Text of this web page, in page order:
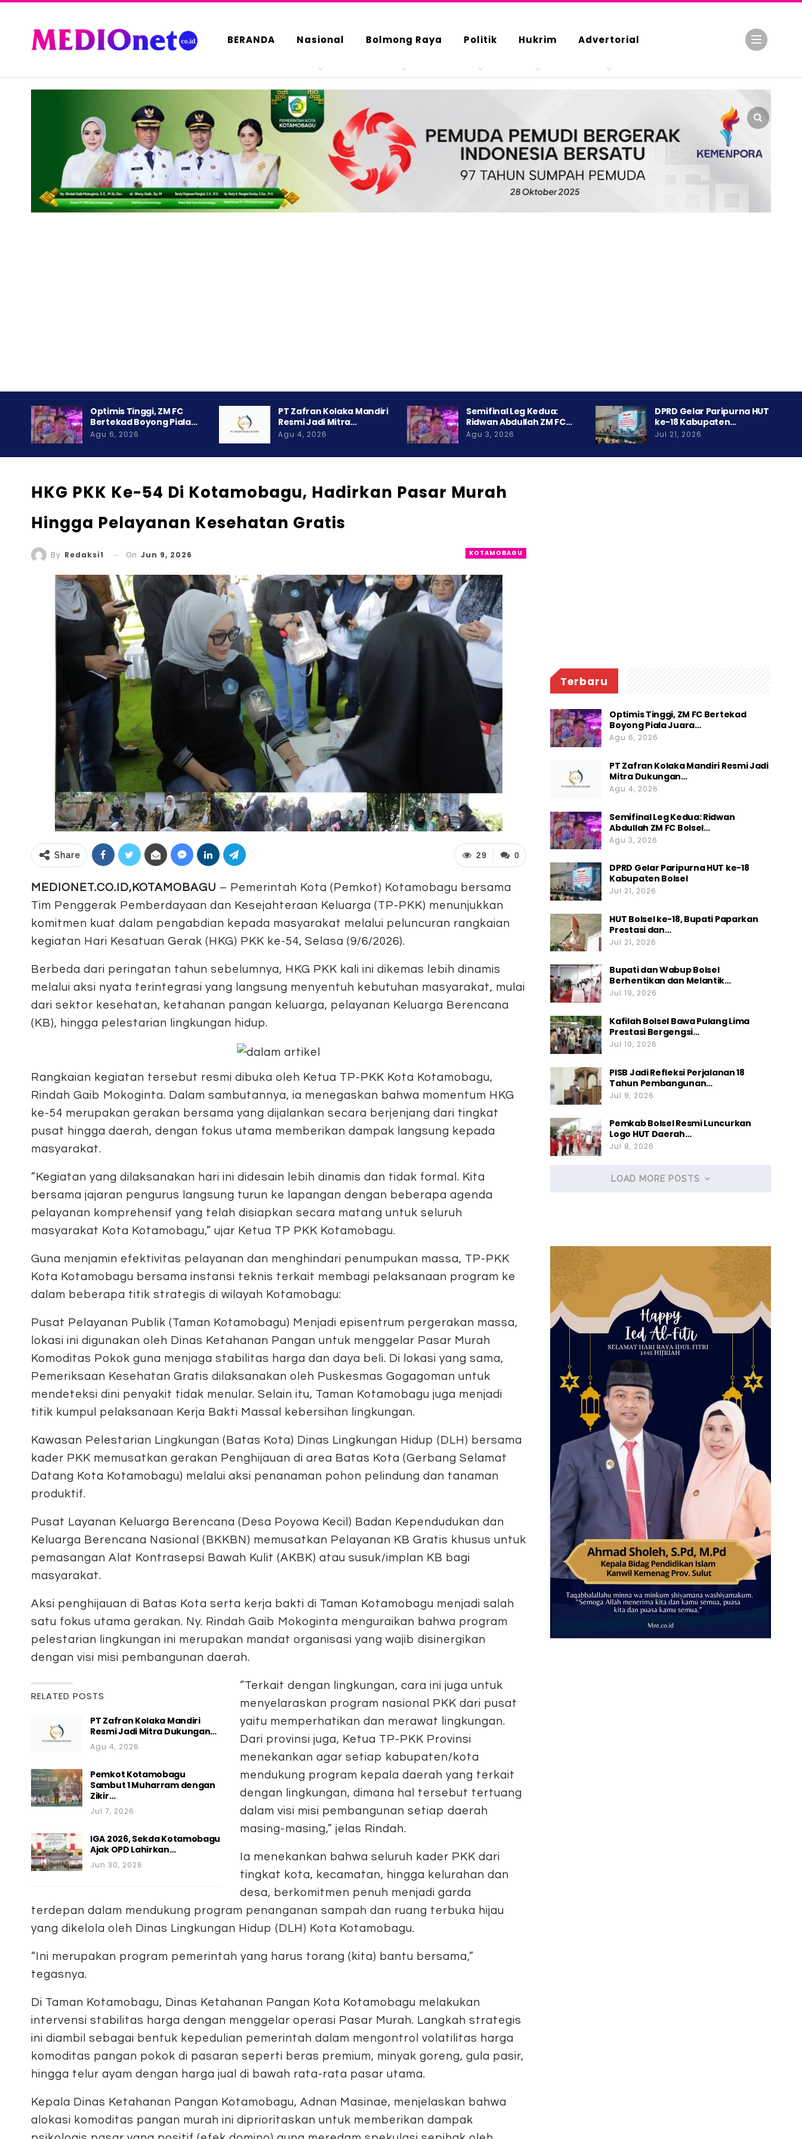
BERANDA Nasional Bolmong Raya Politik Hukrim Advertorial
Optimis Tinggi, ZM FC
Bertekad Boyong Piala…
Agu 6, 2026
PT Zafran Kolaka Mandiri
Resmi Jadi Mitra…
Agu 4, 2026
Semifinal Leg Kedua:
Ridwan Abdullah ZM FC…
Agu 3, 2026
DPRD Gelar Paripurna HUT
ke-18 Kabupaten…
Jul 21, 2026
HKG PKK Ke-54 Di Kotamobagu, Hadirkan Pasar Murah
Hingga Pelayanan Kesehatan Gratis
KOTAMOBAGU
By Redaksi1 On Jun 9, 2026
0
29
Share
MEDIONET.CO.ID,KOTAMOBAGU – Pemerintah Kota (Pemkot) Kotamobagu bersama
Tim Penggerak Pemberdayaan dan Kesejahteraan Keluarga (TP-PKK) menunjukkan
komitmen kuat dalam pengabdian kepada masyarakat melalui peluncuran rangkaian
kegiatan Hari Kesatuan Gerak (HKG) PKK ke-54, Selasa (9/6/2026).
Berbeda dari peringatan tahun sebelumnya, HKG PKK kali ini dikemas lebih dinamis
melalui aksi nyata terintegrasi yang langsung menyentuh kebutuhan masyarakat, mulai
dari sektor kesehatan, ketahanan pangan keluarga, pelayanan Keluarga Berencana
(KB), hingga pelestarian lingkungan hidup.
Rangkaian kegiatan tersebut resmi dibuka oleh Ketua TP-PKK Kota Kotamobagu,
Rindah Gaib Mokoginta. Dalam sambutannya, ia menegaskan bahwa momentum HKG
ke-54 merupakan gerakan bersama yang dijalankan secara berjenjang dari tingkat
pusat hingga daerah, dengan fokus utama memberikan dampak langsung kepada
masyarakat.
​”Kegiatan yang dilaksanakan hari ini didesain lebih dinamis dan tidak formal. Kita
bersama jajaran pengurus langsung turun ke lapangan dengan beberapa agenda
pelayanan komprehensif yang telah disiapkan secara matang untuk seluruh
masyarakat Kota Kotamobagu,” ujar Ketua TP PKK Kotamobagu.
​Guna menjamin efektivitas pelayanan dan menghindari penumpukan massa, TP-PKK
Kota Kotamobagu bersama instansi teknis terkait membagi pelaksanaan program ke
dalam beberapa titik strategis di wilayah Kotamobagu:
​Pusat Pelayanan Publik (Taman Kotamobagu) Menjadi episentrum pergerakan massa,
lokasi ini digunakan oleh Dinas Ketahanan Pangan untuk menggelar Pasar Murah
Komoditas Pokok guna menjaga stabilitas harga dan daya beli. Di lokasi yang sama,
Pemeriksaan Kesehatan Gratis dilaksanakan oleh Puskesmas Gogagoman untuk
mendeteksi dini penyakit tidak menular. Selain itu, Taman Kotamobagu juga menjadi
titik kumpul pelaksanaan Kerja Bakti Massal kebersihan lingkungan.
​Kawasan Pelestarian Lingkungan (Batas Kota) Dinas Lingkungan Hidup (DLH) bersama
kader PKK memusatkan gerakan Penghijauan di area Batas Kota (Gerbang Selamat
Datang Kota Kotamobagu) melalui aksi penanaman pohon pelindung dan tanaman
produktif.
​Pusat Layanan Keluarga Berencana (Desa Poyowa Kecil) Badan Kependudukan dan
Keluarga Berencana Nasional (BKKBN) memusatkan Pelayanan KB Gratis khusus untuk
pemasangan Alat Kontrasepsi Bawah Kulit (AKBK) atau susuk/implan KB bagi
masyarakat.
​Aksi penghijauan di Batas Kota serta kerja bakti di Taman Kotamobagu menjadi salah
satu fokus utama gerakan. Ny. Rindah Gaib Mokoginta menguraikan bahwa program
pelestarian lingkungan ini merupakan mandat organisasi yang wajib disinergikan
dengan visi misi pembangunan daerah.
RELATED POSTS
PT Zafran Kolaka Mandiri
Resmi Jadi Mitra Dukungan…
Agu 4, 2026
Pemkot Kotamobagu
Sambut 1 Muharram dengan
Zikir…
Jul 7, 2026
IGA 2026, Sekda Kotamobagu
Ajak OPD Lahirkan…
Jun 30, 2026
​”Terkait dengan lingkungan, cara ini juga untuk
menyelaraskan program nasional PKK dari pusat
yaitu memperhatikan dan merawat lingkungan.
Dari provinsi juga, Ketua TP-PKK Provinsi
menekankan agar setiap kabupaten/kota
mendukung program kepala daerah yang terkait
dengan lingkungan, dimana hal tersebut tertuang
dalam visi misi pembangunan setiap daerah
masing-masing,” jelas Rindah.
​Ia menekankan bahwa seluruh kader PKK dari
tingkat kota, kecamatan, hingga kelurahan dan
desa, berkomitmen penuh menjadi garda
terdepan dalam mendukung program penanganan sampah dan ruang terbuka hijau
yang dikelola oleh Dinas Lingkungan Hidup (DLH) Kota Kotamobagu.
“Ini merupakan program pemerintah yang harus torang (kita) bantu bersama,”
tegasnya.
​Di Taman Kotamobagu, Dinas Ketahanan Pangan Kota Kotamobagu melakukan
intervensi stabilitas harga dengan menggelar operasi Pasar Murah. Langkah strategis
ini diambil sebagai bentuk kepedulian pemerintah dalam mengontrol volatilitas harga
komoditas pangan pokok di pasaran seperti beras premium, minyak goreng, gula pasir,
hingga telur ayam dengan harga jual di bawah rata-rata pasar utama.
​Kepala Dinas Ketahanan Pangan Kotamobagu, Adnan Masinae, menjelaskan bahwa
alokasi komoditas pangan murah ini diprioritaskan untuk memberikan dampak
Terbaru
Optimis Tinggi, ZM FC Bertekad
Boyong Piala Juara…
Agu 6, 2026
PT Zafran Kolaka Mandiri Resmi Jadi
Mitra Dukungan…
Agu 4, 2026
Semifinal Leg Kedua: Ridwan
Abdullah ZM FC Bolsel…
Agu 3, 2026
DPRD Gelar Paripurna HUT ke-18
Kabupaten Bolsel
Jul 21, 2026
HUT Bolsel ke-18, Bupati Paparkan
Prestasi dan…
Jul 21, 2026
Bupati dan Wabup Bolsel
Berhentikan dan Melantik…
Jul 19, 2026
Kafilah Bolsel Bawa Pulang Lima
Prestasi Bergengsi…
Jul 10, 2026
PISB Jadi Refleksi Perjalanan 18
Tahun Pembangunan…
Jul 9, 2026
Pemkab Bolsel Resmi Luncurkan
Logo HUT Daerah…
Jul 8, 2026
LOAD MORE POSTS